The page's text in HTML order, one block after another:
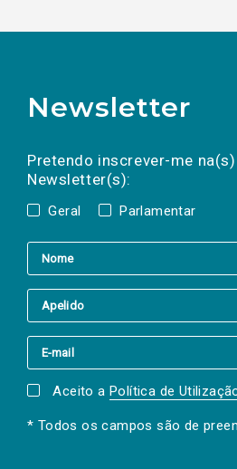
Newsletter
Pretendo inscrever-me
Newsletter(s):
Geral Parlamentar
a(s) newsletter(s).
mail
Aceito a Política de
* Todos os campos são de